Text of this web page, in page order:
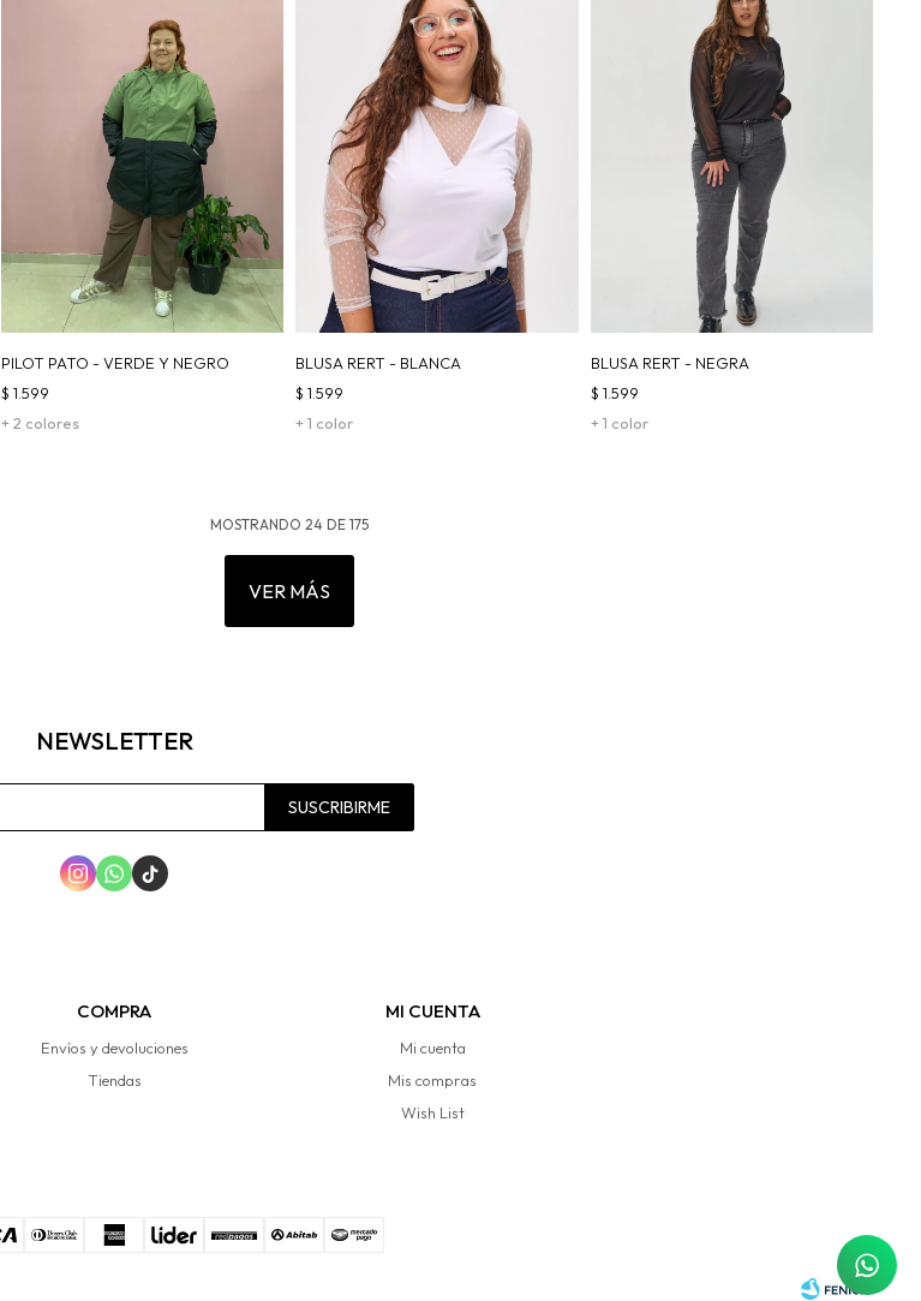
PILOT PATO - VERDE Y NEGRO
+ 2 colores
$ 1.599
BLUSA RERT - BLANCA
+ 1 color
$ 1.599
BLUSA RERT - NEGRA
+ 1 color
$ 1.599
MOSTRANDO24 DE175
VER MÁS
COMPRA
Envíos y devoluciones
Tiendas
MI CUENTA
Mi cuenta
Mis compras
Wish List
NEWSLETTER
SUSCRIBIRME
  